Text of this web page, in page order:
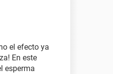
el efecto ya
En este
esperma